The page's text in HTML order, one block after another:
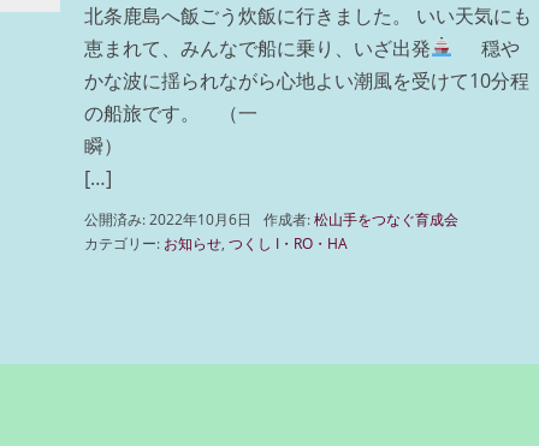
北条鹿島へ飯ごう炊飯に行きました。 いい天気にも
恵まれて、みんなで船に乗り、いざ出発
穏や
かな波に揺られながら心地よい潮風を受けて10分程
の船旅です。 （一
瞬
[…]
公開済み: 2022年10月6日 作成者:松山手をつなぐ育成会
カテゴリー: お知らせ, つくし I・RO・HA